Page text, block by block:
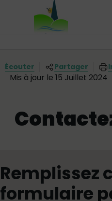
Panneau de gestion des
Menu principal
Écouter Partager
Mis à jour le 15 Juillet 2024
Remplissez
formulaire